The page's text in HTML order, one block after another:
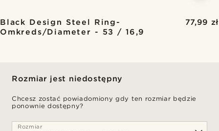
Black Design Steel Ring-
Omkreds/Diameter - 53 / 16,9
77,99 zł
Rozmiar jest niedostępny
Chcesz zostać powiadomiony gdy ten rozmiar będzie
ponownie dostępny?
Rozmiar